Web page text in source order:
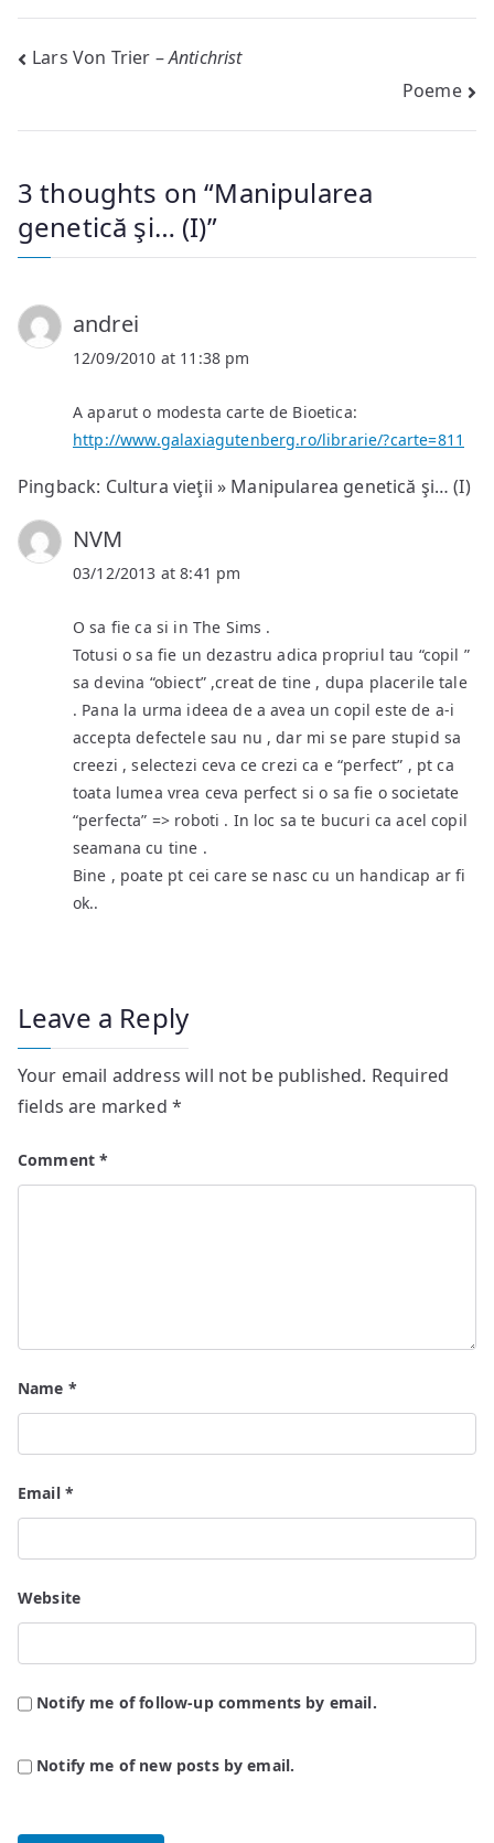
Post
Lars Von Trier –Antichrist
Poeme
3 thoughts on “Manipularea
genetică şi… (I)”
andrei
12/09/2010 at 11:38 pm
A aparut o modesta carte de Bioetica:
http://www.galaxiagutenberg.ro/librarie/?carte=811
Pingback: Cultura vieţii » Manipularea genetică şi… (I)
NVM
03/12/2013 at 8:41 pm
O sa fie ca si in The Sims .
Totusi o sa fie un dezastru adica propriul tau “copil ”
sa devina “obiect” ,creat de tine , dupa placerile tale
. Pana la urma ideea de a avea un copil este de a-i
accepta defectele sau nu , dar mi se pare stupid sa
creezi , selectezi ceva ce crezi ca e “perfect” , pt ca
toata lumea vrea ceva perfect si o sa fie o societate
“perfecta” => roboti . In loc sa te bucuri ca acel copil
seamana cu tine .
Bine , poate pt cei care se nasc cu un handicap ar fi
ok..
Leave a Reply
Your email address will not be published. Required
fields are marked *
Comment*
Name *
Email *
Website
Notify me of follow-up comments by email.
Notify me of new posts by email.